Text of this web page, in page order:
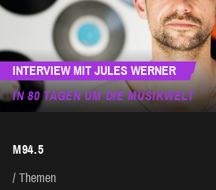
INTERVIEW MIT JULES WERNER
IN 80 TAGEN UM DIE MUSIKWELT
M94.5
Themen